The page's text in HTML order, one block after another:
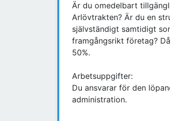
Är du omedelbart
Arlövtrakten? Är du en
självständigt samtidigt
framgångsrikt företag?
50%.
Arbetsuppgifter:
Du ansvarar för den
administration.